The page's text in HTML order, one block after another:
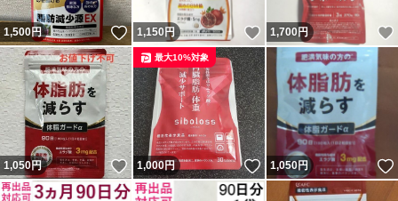
1,500円 いいね！
1,150 円 いいね！
1,700円
1,050円 いいね！
1,000円 いいね！
最大10%対象
1,050円